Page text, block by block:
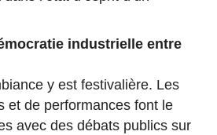
industrielle entre
y est festivalière. Les
et de performances font le
avec des débats publics sur